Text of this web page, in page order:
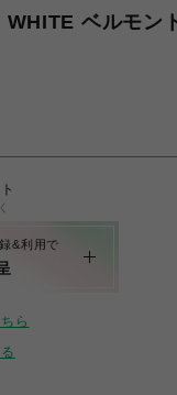
ベルモン
&利用で
ら